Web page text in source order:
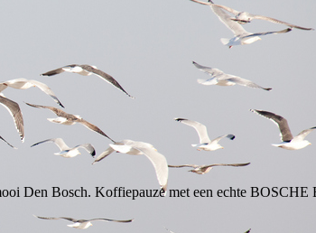
Den Bosch. Koffiepauze met een echte